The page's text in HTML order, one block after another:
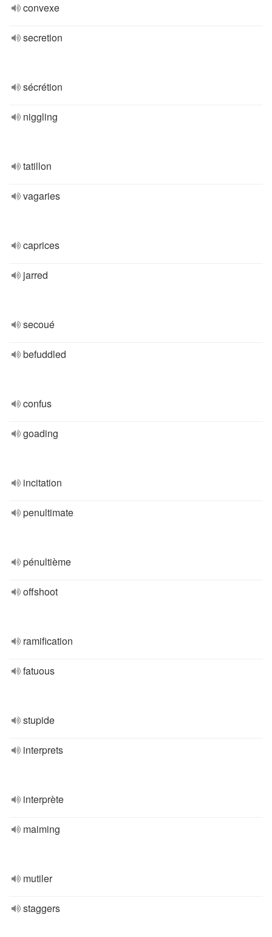
convexe
secretion
sécrétion
niggling
tatillon
vagaries
caprices
jarred
secoué
befuddled
confus
goading
incitation
penultimate
pénultième
offshoot
ramification
fatuous
stupide
interprets
interprète
maiming
mutiler
staggers